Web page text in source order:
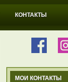
КОНТАКТЫ
МОИ КОНТАКТЫ